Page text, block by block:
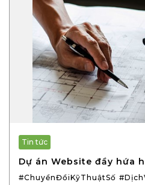
Tin tức
Dự án Website đầy hứa
#ChuyểnĐổiKỹThuậtSố